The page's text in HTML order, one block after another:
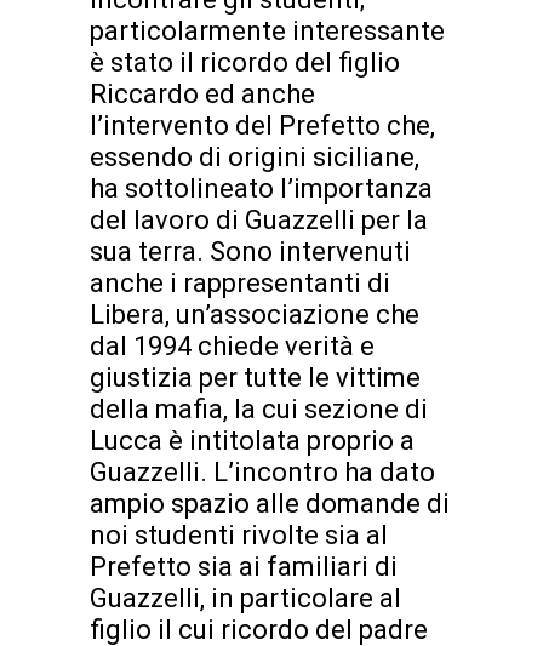
particolarmente interessante
è stato il ricordo del figlio
Riccardo ed anche
l’intervento del Prefetto che,
essendo di origini siciliane,
ha sottolineato l’importanza
del lavoro di Guazzelli per la
sua terra. Sono intervenuti
anche i rappresentanti di
Libera, un’associazione che
dal 1994 chiede verità e
giustizia per tutte le vittime
della mafia, la cui sezione di
Lucca è intitolata proprio a
Guazzelli. L’incontro ha dato
ampio spazio alle domande di
noi studenti rivolte sia al
Prefetto sia ai familiari di
Guazzelli, in particolare al
figlio il cui ricordo del padre